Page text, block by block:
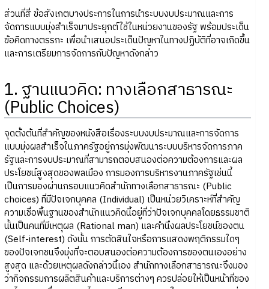
ส่วนที่สี่ ข้อสังเกตบางประการในการนำระบบงบประมาณและการ
จัดการแบบมุ่งสำเร็จมาประยุกต์ใช้ในหน่วยงานของรัฐ พร้อมประเด็น
ข้อคิดทางตรรกะ เพื่อนำเสนอประเด็นปัญหาในทางปฏิบัติที่อาจเกิดขึ้น
และการเตรียมการจัดการกับปัญหาดังกล่าว
1. ฐานแนวคิด: ทางเลือกสาธารณะ
(Public Choices)
จุดตั้งต้นที่สำคัญของหนังสือเรื่องระบบงบประมาณและการจัดการ
แบบมุ่งผลสำเร็จในภาครัฐอยู่การมุ่งพัฒนาระบบบริหารจัดการภาค
รัฐและการงบประมาณที่สามารถตอบสนองต่อความต้องการและผล
ประโยชน์สูงสุดของพลเมือง การมองการบริหารงานภาครัฐเช่นนี้
เป็นการมองผ่านกรอบแนวคิดสำนักทางเลือกสาธารณะ (Public
choices) ที่มีปัจเจกบุคคล (Individual) เป็นหน่วยวิเคราะห์ที่สำคัญ
ความเชื่อพื้นฐานของสำนักแนวคิดนี้อยู่ที่ว่าปัจเจกบุคคลโดยธรรมชาติ
นั้นเป็นคนที่มีเหตุผล (Rational man) และคำนึงผลประโยชน์ของตน
(Self-interest) ดังนั้น การตัดสินใจหรือการแสดงพฤติกรรมใดๆ
ของปัจเจกชนจึงมุ่งที่จะตอบสนองต่อความต้องการของตนเองอย่าง
สูงสุด และด้วยเหตุผลดังกล่าวนี้เอง สำนักทางเลือกสาธารณะจึงมอง
ว่ากิจกรรมการผลิตสินค้าและบริการต่างๆ ควรปล่อยให้เป็นหน้าที่ของ